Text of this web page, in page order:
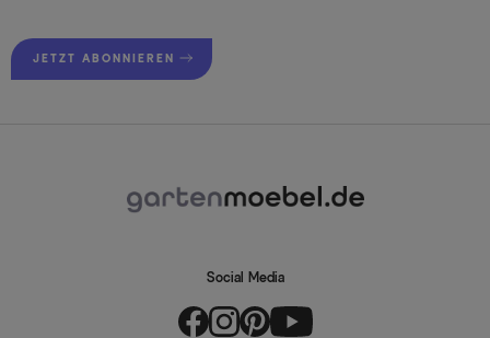
JETZT ABONNIEREN
Social Media